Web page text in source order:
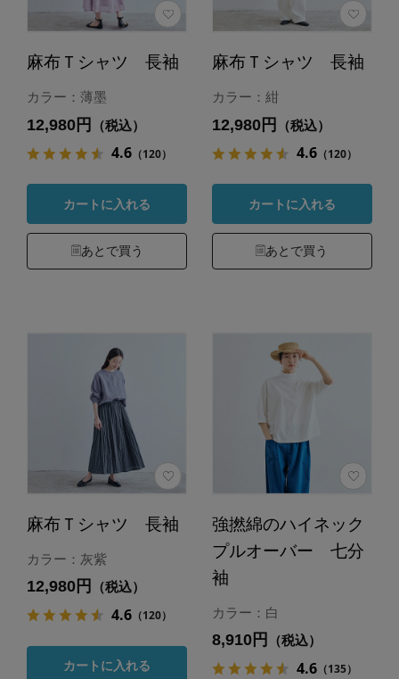
麻布Ｔシャツ 長袖
カラー：薄墨
12,980円 （税込）
4.6（120）
カートに入れる
あとで買う
麻布Ｔシャツ 長袖
カラー：紺
12,980円 （税込）
4.6（120）
カートに入れる
あとで買う
麻布Ｔシャツ 長袖
カラー：灰紫
12,980円 （税込）
4.6（120）
カートに入れる
強撚綿のハイネック
プルオーバー 七分
袖
カラー：白
8,910円 （税込）
4.6（135）